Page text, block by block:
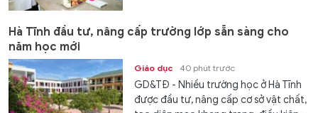
Hà Tĩnh đầu tư, nâng cấp trường lớp sẵn sàng cho
năm học mới
Giáo dục 40 phút trước
GD&TĐ - Nhiều trường học ở Hà Tĩnh
được đầu tư, nâng cấp cơ sở vật chất,